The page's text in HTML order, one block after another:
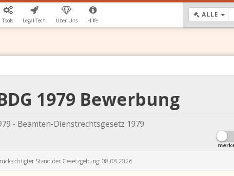
Tools Legal.Tech Über Uns Hilfe
ALLE
1979 Bewerbung
- Beamten-Dienstrechtsgesetz 1979
Stand der Gesetzgebung: 08.08.2026